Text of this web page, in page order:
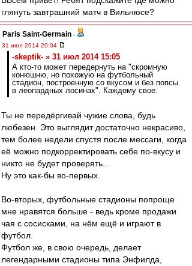
глянуть завтрашний матч в Вильнюсе?
Paris Saint-Germain -
31 июл 2014 20:04
-skeptik- » 31 июл 2014 15:05
А кто-то может передернуть на "скромную
конюшню, но похожую на футбольный
стадион, построенную со вкусом и без попсы
в леопардных лосинах". Каждому свое.
Ты не передёргивай чужие слова, будь
любезен. Это выглядит достаточно некрасиво,
тем более недели спустя после мессаги, когда
её можно подкорректировать себе по-вкусу и
никто не будет проверять..
Ну это как-бы во-первых.
Во-вторых, футбольные стадионы попроще
мне нравятся больше - ведь кроме продажи
чая с сосисками, на нём ещё и играют в
футбол.
Футбол же, в свою очередь, делает
легендарными стадионы типа Энфилда,